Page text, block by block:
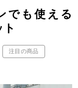
でも使える
ト
注目の商品